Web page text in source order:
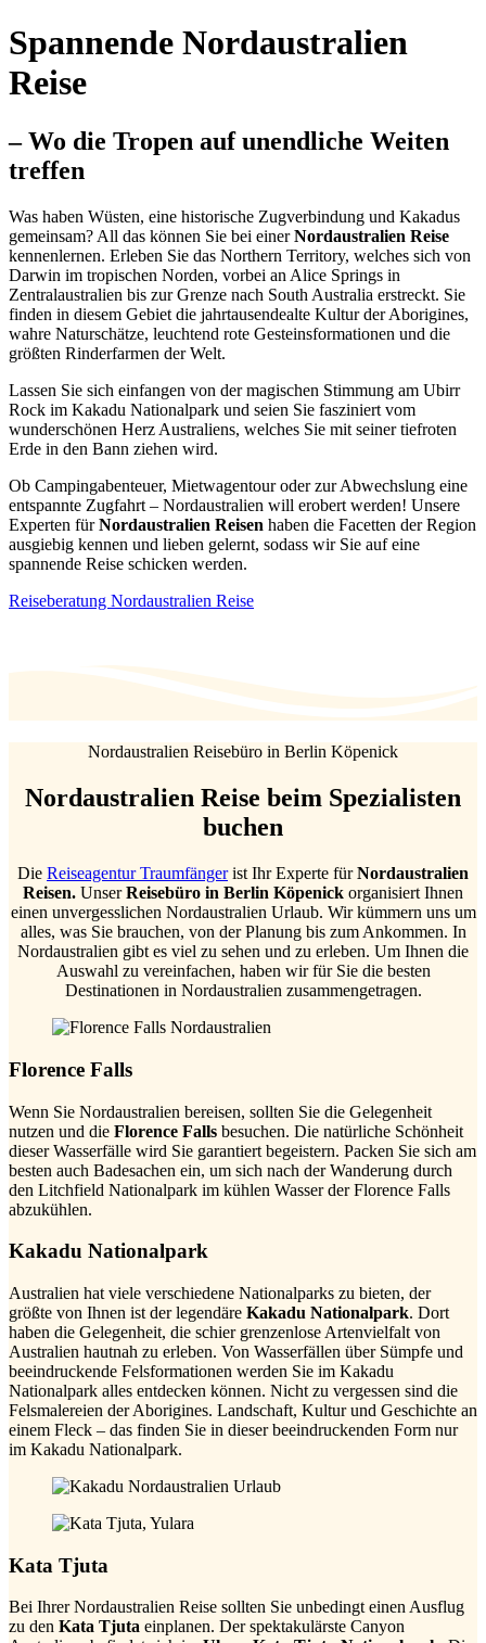
Spannende Nordaustralien
Reise
– Wo die Tropen auf unendliche Weiten
treffen
Was haben Wüsten, eine historische Zugverbindung und Kakadus
gemeinsam? All das können Sie bei einerNordaustralien Reise
kennenlernen. Erleben Sie das Northern Territory, welches sich von
Darwin im tropischen Norden, vorbei an Alice Springs in
Zentralaustralien bis zur Grenze nach South Australia erstreckt. Sie
finden in diesem Gebiet die jahrtausendealte Kultur der Aborigines,
wahre Naturschätze, leuchtend rote Gesteinsformationen und die
größten Rinderfarmen der Welt.
Lassen Sie sich einfangen von der magischen Stimmung am Ubirr
Rock im Kakadu Nationalpark und seien Sie fasziniert vom
wunderschönen Herz Australiens, welches Sie mit seiner tiefroten
Erde in den Bann ziehen wird.
Ob Campingabenteuer, Mietwagentour oder zur Abwechslung eine
entspannte Zugfahrt – Nordaustralien will erobert werden! Unsere
Experten fürNordaustralien Reisen haben die Facetten der Region
ausgiebig kennen und lieben gelernt, sodass wir Sie auf eine
spannende Reise schicken werden.
Reiseberatung Nordaustralien Reise
Nordaustralien Reisebüro in Berlin Köpenick
Nordaustralien Reise beim Spezialisten
buchen
Die Reiseagentur Traumfängerist Ihr Experte fürNordaustralien
Reisen. UnserReisebüro in Berlin Köpenick organisiert Ihnen
einen unvergesslichen Nordaustralien Urlaub. Wir kümmern uns um
alles, was Sie brauchen, von der Planung bis zum Ankommen. In
Nordaustralien gibt es viel zu sehen und zu erleben. Um Ihnen die
Auswahl zu vereinfachen, haben wir für Sie die besten
Destinationen in Nordaustralien zusammengetragen.
Florence Falls
Wenn Sie Nordaustralien bereisen, sollten Sie die Gelegenheit
nutzen und die Florence Falls besuchen. Die natürliche Schönheit
dieser Wasserfälle wird Sie garantiert begeistern. Packen Sie sich am
besten auch Badesachen ein, um sich nach der Wanderung durch
den Litchfield Nationalpark im kühlen Wasser der Florence Falls
abzukühlen.
Kakadu Nationalpark
Australien hat viele verschiedene Nationalparks zu bieten, der
größte von Ihnen ist der legendäre Kakadu Nationalpark. Dort
haben die Gelegenheit, die schier grenzenlose Artenvielfalt von
Australien hautnah zu erleben. Von Wasserfällen über Sümpfe und
beeindruckende Felsformationen werden Sie im Kakadu
Nationalpark alles entdecken können. Nicht zu vergessen sind die
Felsmalereien der Aborigines. Landschaft, Kultur und Geschichte an
einem Fleck – das finden Sie in dieser beeindruckenden Form nur
im Kakadu Nationalpark.
Kata Tjuta
Bei Ihrer Nordaustralien Reise sollten Sie unbedingt einen Ausflug
zu den Kata Tjuta einplanen. Der spektakulärste Canyon